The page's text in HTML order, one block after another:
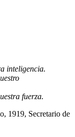
inteligencia.
fuerza.
1919, Secretario de